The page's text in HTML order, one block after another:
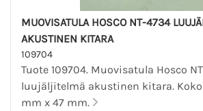
MUOVISATULA HOSCO NT-4734
AKUSTINEN KITARA
109704
Tuote 109704. Muovisatula Hosco
luujäljitelmä akustinen kitara. Koko
mm x 47 mm.